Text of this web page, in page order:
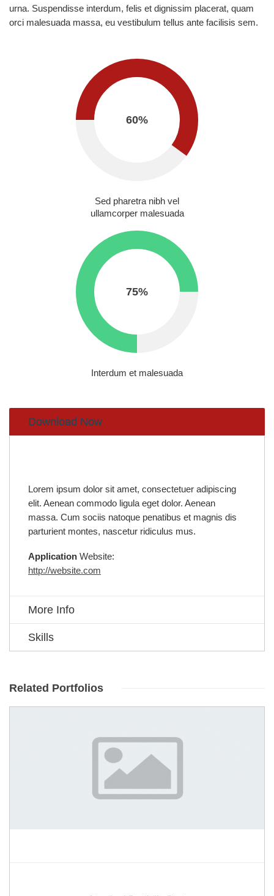
urna. Suspendisse interdum, felis et dignissim placerat, quam
orci malesuada massa, eu vestibulum tellus ante facilisis sem.
60%
Sed pharetra nibh vel
ullamcorper malesuada
75%
Interdum et malesuada
Download Now
Lorem ipsum dolor sit amet, consectetuer adipiscing
elit. Aenean commodo ligula eget dolor. Aenean
massa. Cum sociis natoque penatibus et magnis dis
parturient montes, nascetur ridiculus mus.
Application Website:
http://website.com
More Info
Skills
Related Portfolios